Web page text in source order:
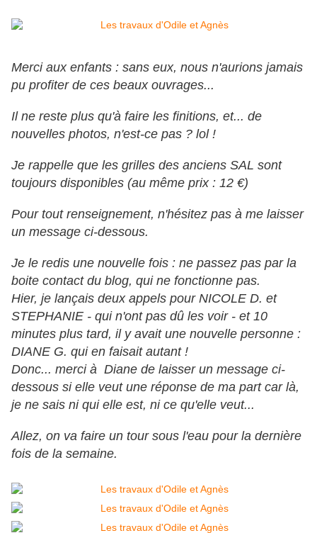
Merci aux enfants : sans eux, nous n'aurions jamais
pu profiter de ces beaux ouvrages...
Il ne reste plus qu'à faire les finitions, et... de
nouvelles photos, n'est-ce pas ? lol !
Je rappelle que les grilles des anciens SAL sont
toujours disponibles (au même prix : 12 €)
Pour tout renseignement, n'hésitez pas à me laisser
un message ci-dessous.
Je le redis une nouvelle fois : ne passez pas par la
boite contact du blog, qui ne fonctionne pas.
Hier, je lançais deux appels pour NICOLE D. et
STEPHANIE - qui n'ont pas dû les voir - et 10
minutes plus tard, il y avait une nouvelle personne :
DIANE G. qui en faisait autant !
Donc... merci à Diane de laisser un message ci-
dessous si elle veut une réponse de ma part car là,
je ne sais ni qui elle est, ni ce qu'elle veut...
Allez, on va faire un tour sous l'eau pour la dernière
fois de la semaine.